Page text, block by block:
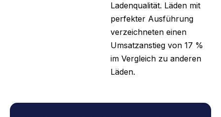
Ladenqualität. Läden mit
perfekter Ausführung
verzeichneten einen
Umsatzanstieg von 17 %
im Vergleich zu anderen
Läden.